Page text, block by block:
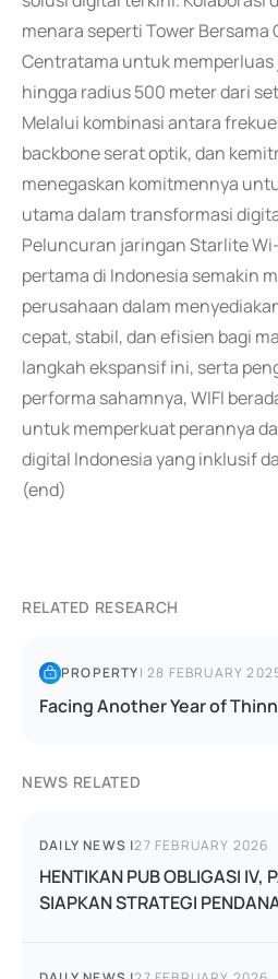
menara seperti Tower Bersama
Centratama untuk
hingga radius 500 meter dari
Melalui kombinasi antara
backbone serat optik, dan
menegaskan komitmennya
utama dalam transformasi
Peluncuran jaringan Starlite
pertama di Indonesia semakin
perusahaan dalam
cepat, stabil, dan efisien bagi
langkah ekspansif ini, serta
performa sahamnya, WIFI
untuk memperkuat perannya
digital Indonesia yang inklusif
(end)
RELATED RESEARCH
PROPERTY|28 FEBRUARY
Facing Another Year of
NEWS RELATED
DAILY NEWS |27 FEBRUARY 2026
HENTIKAN PUB OBLIGASI IV,
SIAPKAN STRATEGI